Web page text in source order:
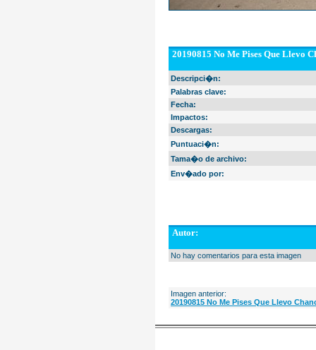
20190815 No Me Pises Que Llevo
Descripci�n:
Palabras clave:
Fecha:
Impactos:
Descargas:
Puntuaci�n:
Tama�o de archivo:
Env�ado por:
Autor:
No hay comentarios para esta imagen
Imagen anterior:
20190815 No Me Pises Que Llevo